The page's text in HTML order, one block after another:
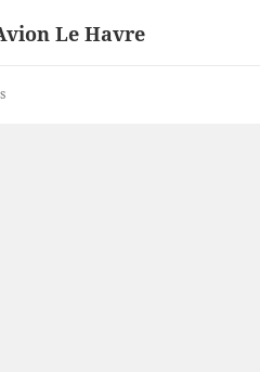
Le Havre